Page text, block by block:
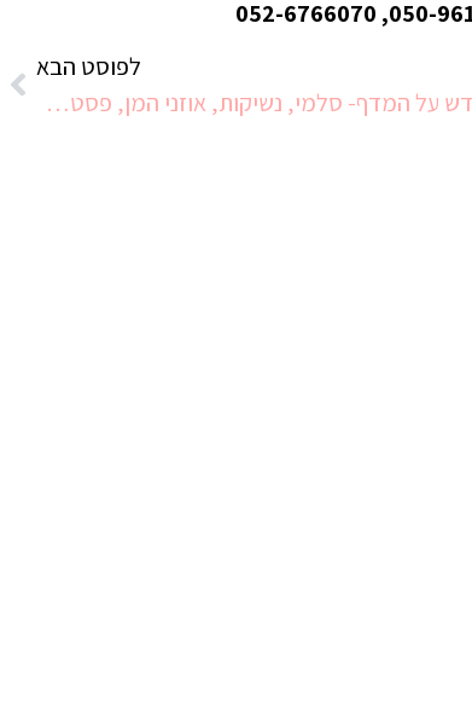
לפוסט הבא
חדש על המדף- סלמי, נשיקות, אוזני המן, פסטה במילוי בשר ודגני בוקר חדשים